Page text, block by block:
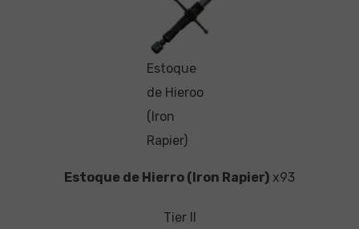
Estoque
de Hieroo
(Iron
Rapier)
Estoque de Hierro (Iron Rapier) x93
Tier II